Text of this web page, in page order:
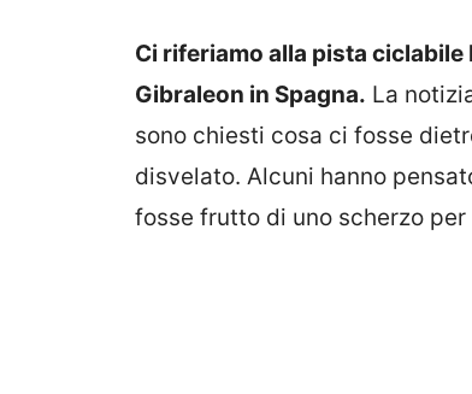
Ci riferiamo alla pista
Gibraleon in Spagna. La
sono chiesti cosa ci fosse
disvelato. Alcuni hanno
fosse frutto di uno scherzo